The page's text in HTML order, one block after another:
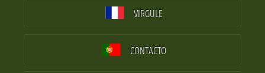
VIRGULE
CONTACTO